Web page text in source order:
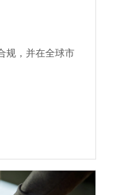
规，并在全球市